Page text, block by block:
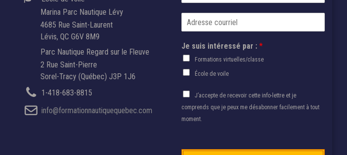
Marina Parc Nautique Lévy
4685 Rue Saint-Laurent
Lévis, QC G6V 8M9
Parc Nautique Regard sur le Fleuve
2 Rue Saint-Pierre
Sorel-Tracy (Québec) J3P 1J6
1-418-683-8815
info@formationnautiquequebec.com
r
r
e
*
s
u
i
s
o
m
P
r
o
Je suis intéressé par : *
Formations virtuelles/classe
École de voile
A
o
s
J’accepte de recevoir cette info-lettre et je
comprends que je peux me désabonner facilement à tout
moment.